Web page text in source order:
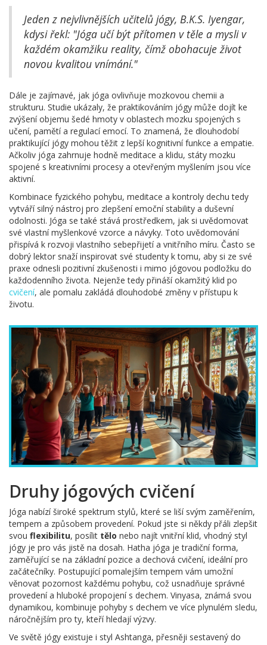
Jeden z nejvlivnějších učitelů jógy, B.K.S. Iyengar,
kdysi řekl: "Jóga učí být přítomen v těle a mysli v
každém okamžiku reality, čímž obohacuje život
novou kvalitou vnímání."
Dále je zajímavé, jak jóga ovlivňuje mozkovou chemii a
strukturu. Studie ukázaly, že praktikováním jógy může dojít ke
zvýšení objemu šedé hmoty v oblastech mozku spojených s
učení, pamětí a regulací emocí. To znamená, že dlouhodobí
praktikující jógy mohou těžit z lepší kognitivní funkce a empatie.
Ačkoliv jóga zahrnuje hodně meditace a klidu, státy mozku
spojené s kreativními procesy a otevřeným myšlením jsou více
aktivní.
Kombinace fyzického pohybu, meditace a kontroly dechu tedy
vytváří silný nástroj pro zlepšení emoční stability a duševní
odolnosti. Jóga se také stává prostředkem, jak si uvědomovat
své vlastní myšlenkové vzorce a návyky. Toto uvědomování
přispívá k rozvoji vlastního sebepřijetí a vnitřního míru. Často se
dobrý lektor snaží inspirovat své studenty k tomu, aby si ze své
praxe odnesli pozitivní zkušenosti i mimo jógovou podložku do
každodenního života. Nejenže tedy přináší okamžitý klid po
cvičení, ale pomalu zakládá dlouhodobé změny v přístupu k
životu.
Druhy jógových cvičení
Jóga nabízí široké spektrum stylů, které se liší svým zaměřením,
tempem a způsobem provedení. Pokud jste si někdy přáli zlepšit
svou flexibilitu, posílit tělo nebo najít vnitřní klid, vhodný styl
jógy je pro vás jistě na dosah. Hatha jóga je tradiční forma,
zaměřující se na základní pozice a dechová cvičení, ideální pro
začátečníky. Postupující pomalejším tempem vám umožní
věnovat pozornost každému pohybu, což usnadňuje správné
provedení a hluboké propojení s dechem. Vinyasa, známá svou
dynamikou, kombinuje pohyby s dechem ve více plynulém sledu,
náročnějším pro ty, kteří hledají výzvy.
Ve světě jógy existuje i styl Ashtanga, přesněji sestavený do